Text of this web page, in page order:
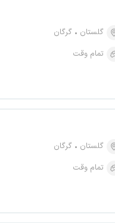
گلستان
گرگان
تمام وقت
گلستان
گرگان
تمام وقت